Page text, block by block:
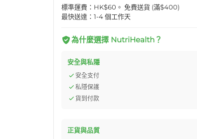
標準運費：HK$60。 免費送貨 (滿$400)
最快送達：1-4 個工作天
為什麼選擇 NutriHealth？
安全與私隱
安全支付
私隱保護
貨到付款
正貨與品質